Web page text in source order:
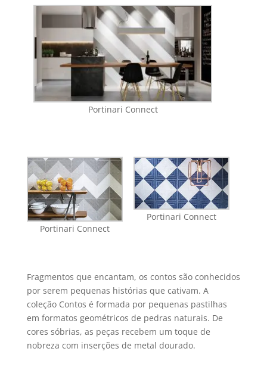
Portinari Connect
Portinari Connect
Portinari Connect
Fragmentos que encantam, os contos são conhecidos
por serem pequenas histórias que cativam. A
coleção Contos é formada por pequenas pastilhas
em formatos geométricos de pedras naturais. De
cores sóbrias, as peças recebem um toque de
nobreza com inserções de metal dourado.